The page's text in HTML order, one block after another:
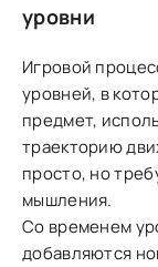
уровни
Игровой
уровней, в
предмет,
траекторию
просто, но
мышления.
Со временем
добавляются